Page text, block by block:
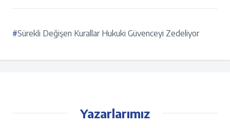
#Sürekli Değişen Kurallar Hukuki Güvenceyi Zedeliyor
Yazarlarımız